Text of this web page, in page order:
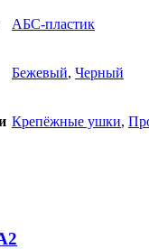
АБС-пластик
Бежевый, Черный
Крепёжные ушки,